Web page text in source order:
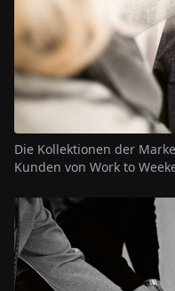
Die Kollektionen der
Kunden von Work to